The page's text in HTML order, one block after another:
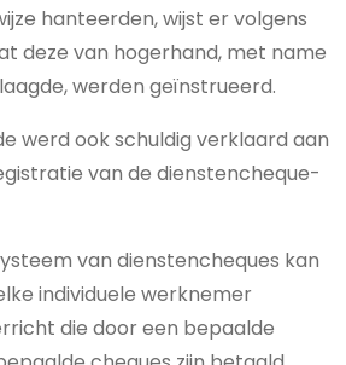
hanteerden, wijst er volgens
deze van hogerhand, met name
werden geïnstrueerd.
werd ook schuldig verklaard aan
van de dienstencheque-
van dienstencheques kan
individuele werknemer
die door een bepaalde